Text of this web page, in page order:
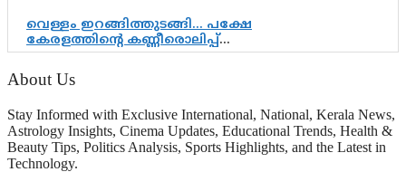
വെള്ളം ഇറങ്ങിത്തുടങ്ങി… പക്ഷേ
കേരളത്തിന്റെ കണ്ണീരൊലിപ്പ്
എന്നവസാനിക്കും?
About Us
Stay Informed with Exclusive International, National, Kerala News,
Astrology Insights, Cinema Updates, Educational Trends, Health &
Beauty Tips, Politics Analysis, Sports Highlights, and the Latest in
Technology.